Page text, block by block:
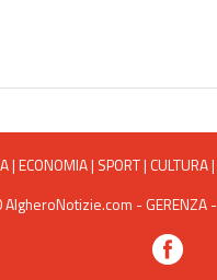
|ECONOMIA| SPORT| CULTURA|
AlgheroNotizie.com - GERENZA-